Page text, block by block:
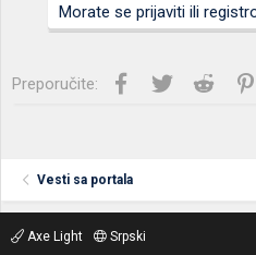
Morate se prijaviti ili
Preporučite: Facebook
Twitter Reddit
Vesti sa portala
Axe Light
Srpski